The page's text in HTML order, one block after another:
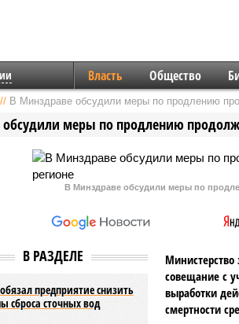
Власть Общество
// В Минздраве обсудили меры по продлению
меры по продлению
В Минздраве обсудили меры по
В РАЗДЕЛЕ
предприятие снизить
сброса сточных вод
совещание с
выработки
смертности